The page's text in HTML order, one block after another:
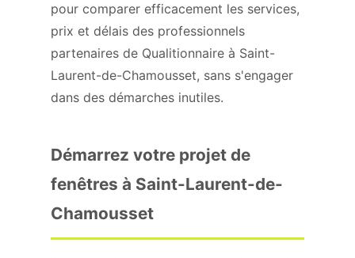
pour comparer efficacement les services,
prix et délais des professionnels
partenaires de Qualitionnaire à Saint-
Laurent-de-Chamousset, sans s'engager
dans des démarches inutiles.
Démarrez votre projet de
fenêtres à Saint-Laurent-de-
Chamousset